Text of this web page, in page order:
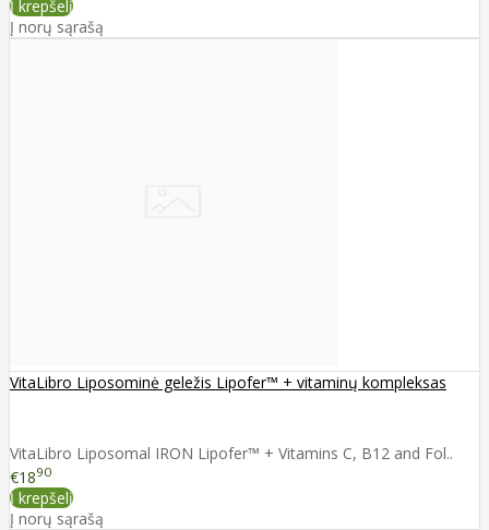
Į krepšelį
Į norų sąrašą
VitaLibro Liposominė geležis Lipofer™ + vitaminų kompleksas
VitaLibro Liposomal IRON Lipofer™ + Vitamins C, B12 and Fol..
€1890
Į krepšelį
Į norų sąrašą